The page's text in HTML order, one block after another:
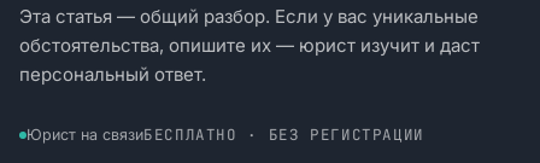
Эта статья — общий разбор. Если у вас уникальные
обстоятельства, опишите их — юрист изучит и даст
персональный ответ.
Юрист на связиБЕСПЛАТНО · БЕЗ РЕГИСТРАЦИИ